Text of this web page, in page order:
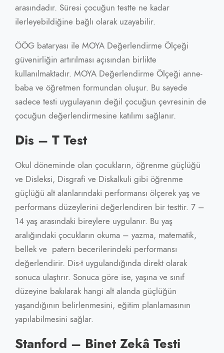
arasındadır. Süresi çocuğun testte ne kadar
ilerleyebildiğine bağlı olarak uzayabilir.
ÖÖG bataryası ile MOYA Değerlendirme Ölçeği
güvenirliğin artırılması açısından birlikte
kullanılmaktadır. MOYA Değerlendirme Ölçeği anne-
baba ve öğretmen formundan oluşur. Bu sayede
sadece testi uygulayanın değil çocuğun çevresinin de
çocuğun değerlendirmesine katılımı sağlanır.
Dis – T Test
Okul döneminde olan çocukların, öğrenme güçlüğü
ve Disleksi, Disgrafi ve Diskalkuli gibi öğrenme
güçlüğü alt alanlarındaki performansı ölçerek yaş ve
performans düzeylerini değerlendiren bir testtir. 7 –
14 yaş arasındaki bireylere uygulanır. Bu yaş
aralığındaki çocukların okuma – yazma, matematik,
bellek ve patern becerilerindeki performansı
değerlendirir. Dis-t uygulandığında direkt olarak
sonuca ulaştırır. Sonuca göre ise, yaşına ve sınıf
düzeyine bakılarak hangi alt alanda güçlüğün
yaşandığının belirlenmesini, eğitim planlamasının
yapılabilmesini sağlar.
Stanford – Binet Zekâ Testi